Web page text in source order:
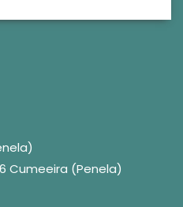
Cumeeira (Penela)